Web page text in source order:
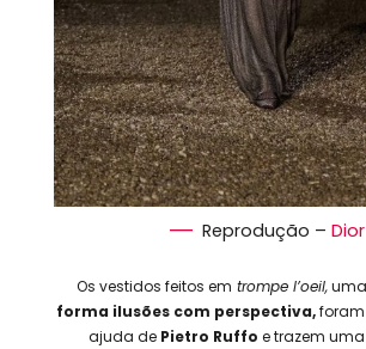
Reprodução –Dior
Os vestidos feitos em trompe l’oeil,
forma ilusões com perspectiva,foram
ajuda de Pietro Ruffo e trazem